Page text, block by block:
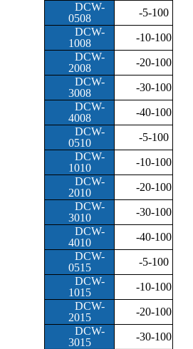
DCW-
0508
-5-100
DCW-
1008
-10-100
DCW-
2008
-20-100
DCW-
3008
-30-100
DCW-
4008
-40-100
DCW-
0510
-5-100
DCW-
1010
-10-100
DCW-
2010
-20-100
DCW-
3010
-30-100
DCW-
4010
-40-100
DCW-
0515
-5-100
DCW-
1015
-10-100
DCW-
2015
-20-100
DCW-
3015
-30-100